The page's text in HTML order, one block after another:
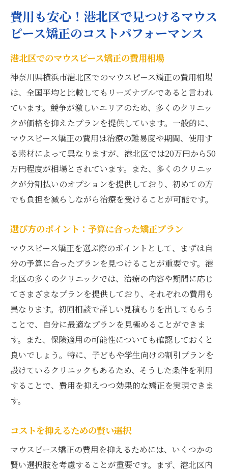
費用も安心！港北区で見つけるマウス
ピース矯正のコストパフォーマンス
港北区でのマウスピース矯正の費用相場
神奈川県横浜市港北区でのマウスピース矯正の費用相場
は、全国平均と比較してもリーズナブルであると言われ
ています。競争が激しいエリアのため、多くのクリニッ
クが価格を抑えたプランを提供しています。一般的に、
マウスピース矯正の費用は治療の難易度や期間、使用す
る素材によって異なりますが、港北区では20万円から50
万円程度が相場とされています。また、多くのクリニッ
クが分割払いのオプションを提供しており、初めての方
でも負担を減らしながら治療を受けることが可能です。
選び方のポイント：予算に合った矯正プラン
マウスピース矯正を選ぶ際のポイントとして、まずは自
分の予算に合ったプランを見つけることが重要です。港
北区の多くのクリニックでは、治療の内容や期間に応じ
てさまざまなプランを提供しており、それぞれの費用も
異なります。初回相談で詳しい見積もりを出してもらう
ことで、自分に最適なプランを見極めることができま
す。また、保険適用の可能性についても確認しておくと
良いでしょう。特に、子どもや学生向けの割引プランを
設けているクリニックもあるため、そうした条件を利用
することで、費用を抑えつつ効果的な矯正を実現できま
す。
コストを抑えるための賢い選択
マウスピース矯正の費用を抑えるためには、いくつかの
賢い選択肢を考慮することが重要です。まず、港北区内